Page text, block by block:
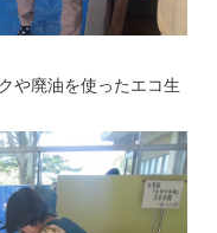
や廃油を使ったエコ生